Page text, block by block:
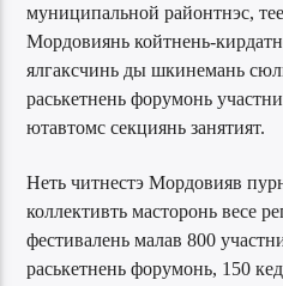
муниципальной районтнэс,
Мордовиянь койтнень-
ялгаксчинь ды шкинемань
раськетнень форумонь
ютавтомс секциянь занятият.
Неть читнестэ Мордовияв
коллективть масторонь весе
фестивалень малав 800
раськетнень форумонь, 150